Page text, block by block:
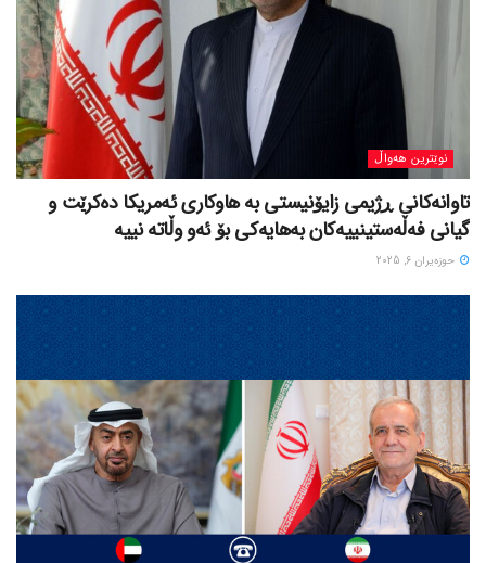
نوێترین هەواڵ
تاوانەکانی ڕژیمی زایۆنیستی بە هاوکاری ئەمریکا دەکرێت و
گیانی فەڵەستینییەکان بەهایەکی بۆ ئەو وڵاتە نییە
حوزه‌یران 6, 2025